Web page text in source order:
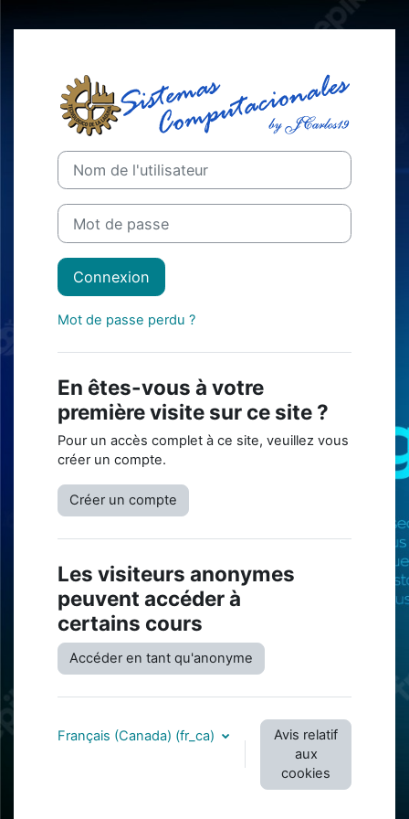
Connexion à
Procédure de création de compte
Nom de l'utilisateur
Mot de passe
Connexion
Mot de passe perdu ?
En êtes-vous à votre
première visite sur ce site ?
Pour un accès complet à ce site, veuillez vous
créer un compte.
Créer un compte
Les visiteurs anonymes
peuvent accéder à
certains cours
Accéder en tant qu'anonyme
Français (Canada) ‎(fr_ca)‎
Avis relatif
aux
cookies